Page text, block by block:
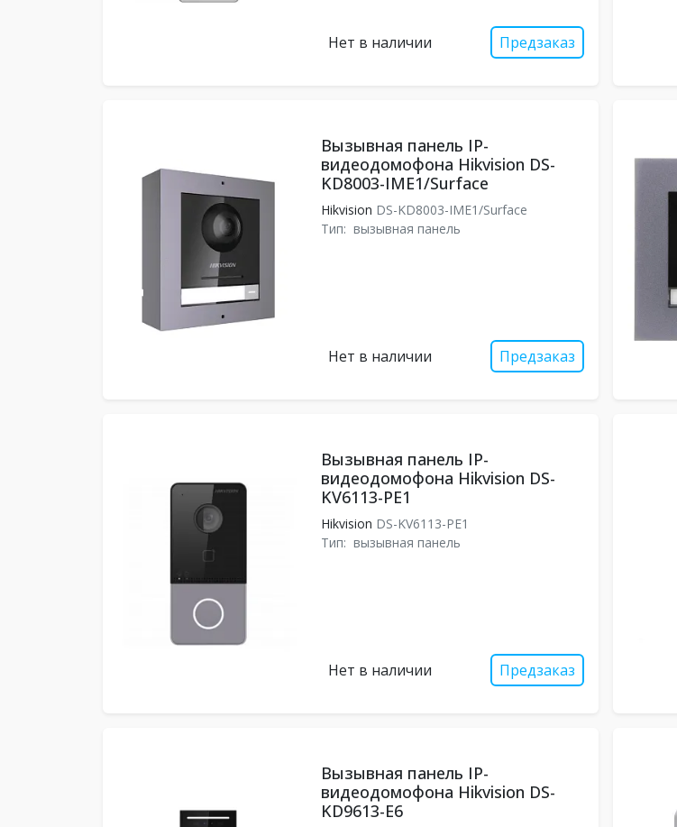
Нет в наличии Предзаказ
Вызывная панель IP-
видеодомофона Hikvision DS-
KD8003-IME1/Surface
Hikvision DS-KD8003-IME1/Surface
Тип: вызывная панель
Нет в наличии Предзаказ
Вызывная панель IP-
видеодомофона Hikvision DS-
KV6113-PE1
Hikvision DS-KV6113-PE1
Тип: вызывная панель
Нет в наличии Предзаказ
Вызывная панель IP-
видеодомофона Hikvision DS-
KD9613-E6